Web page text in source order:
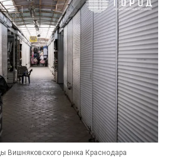
Вишняковского рынка Краснодара